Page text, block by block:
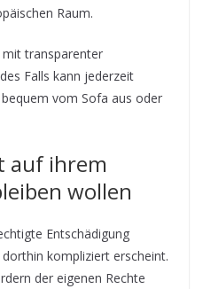
Raum.
transparenter
Falls kann jederzeit
vom Sofa aus oder
auf ihrem
wollen
Entschädigung
kompliziert erscheint.
der eigenen Rechte